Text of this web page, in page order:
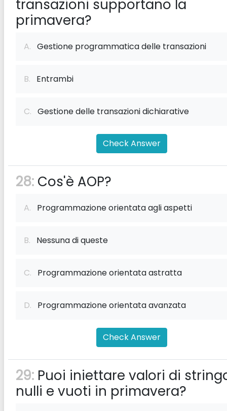
transazioni supportano la
primavera?
A. Gestione programmatica delle transazioni
B. Entrambi
C. Gestione delle transazioni dichiarative
Check Answer
28: Cos'è AOP?
A. Programmazione orientata agli aspetti
B. Nessuna di queste
C. Programmazione orientata astratta
D. Programmazione orientata avanzata
Check Answer
29: Puoi iniettare valori di
nulli e vuoti in primavera?